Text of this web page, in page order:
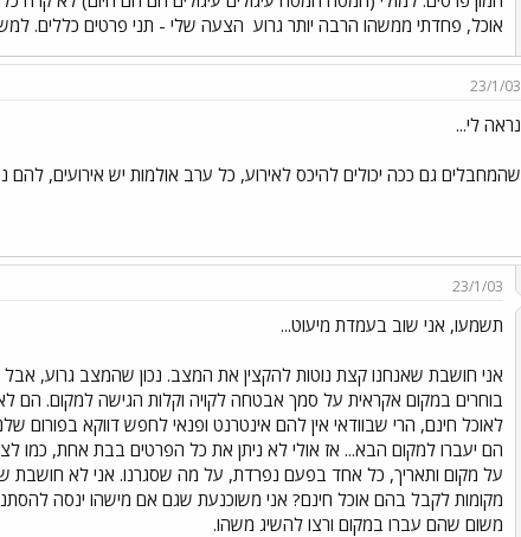
אוכל, פחדתי ממשהו הרבה יותר גרוע הצעה שלי - תני פרטים כללים.
23/1/03
נראה לי...
שהמחבלים גם ככה יכולים להיכס לאירוע, כל ערב אולמות יש אירועים,
23/1/03
תשמעו, אני שוב בעמדת מיעוט...
אני חושבת שאנחנו קצת נוטות להקצין את המצב. נכון שהמצב גרוע,
בוחרים במקום אקראית על סמך אבטחה לקויה וקלות הגישה למקום. הם
לאוכל חינם, הרי שבוודאי אין להם אינטרנט ופנאי לחפש דווקא בפורום
הם יעברו למקום הבא... אז אולי לא ניתן את כל הפרטים בבת אחת, כמו
על מקום ותאריך, כל אחד בפעם נפרדת, על מה שסגרנו. אני לא חושבת
מקומות לקבל בהם אוכל חינם? אני משוכנעת שגם אם מישהו ינסה
משום שהם עברו במקום ורצו להשיג משהו.